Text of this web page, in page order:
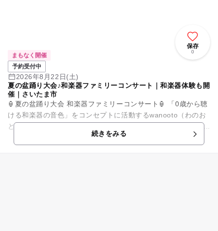
保存
0
まもなく開催
予約受付中
2026年8月22日(土)
夏の盆踊り大会♪和楽器ファミリーコンサート｜和楽器体験も開
催｜さいたま市
🏮夏の盆踊り大会 和楽器ファミリーコンサート🏮 「0歳から聴
ける和楽器の音色」をコンセプトに活動するwanooto（わのお
と）が、 夏休みのファミリーコンサートを開催します！ 尺八...
続きをみる